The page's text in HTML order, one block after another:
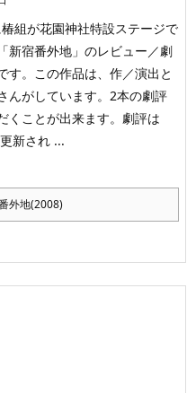
組が花園神社特設ステージで
新宿番外地」のレビュー／劇
す。この作品は、作／演出と
んがしています。2本の劇評
くことが出来ます。劇評は
新され ...
外地(2008)